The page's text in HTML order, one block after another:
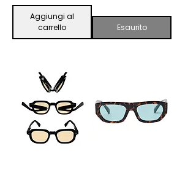
Aggiungi al
carrello
Esaurito